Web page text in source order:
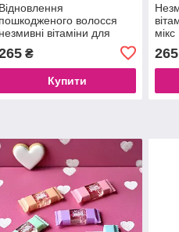
Відновлення
пошкодженого волосся
незмивні вітаміни для
волосся з Марроканською
та Жожобою Ma Vie
Червоні - 30шт
₴
Купити
265